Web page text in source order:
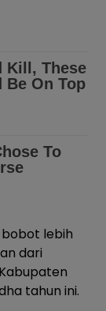
lebih
dari
tahun ini.